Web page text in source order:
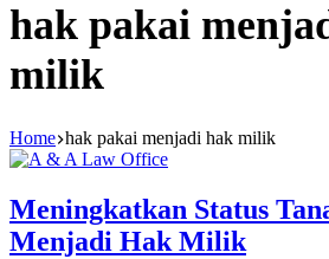
hak pakai
milik
Home hak pakai menjadi hak milik
Meningkatkan Status
Menjadi Hak Milik